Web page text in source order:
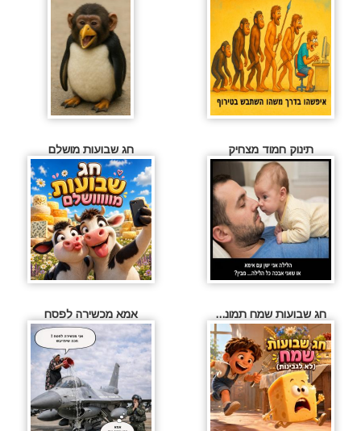
תינוק חמוד מצחיק חג שבועות מושלם
חג שבועות שמח תמונ... אמא מכשירה לפסח